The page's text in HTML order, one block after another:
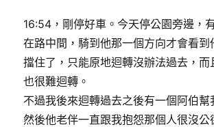
16:54，剛停好車。今天停公園旁邊，
在路中間，騎到他那一個方向才會看到
擋住了，只能原地迴轉沒辦法過去，而
也很難迴轉。
不過我後來迴轉過去之後有一個阿伯幫
然後他老伴一直跟我抱怨那個人很沒公